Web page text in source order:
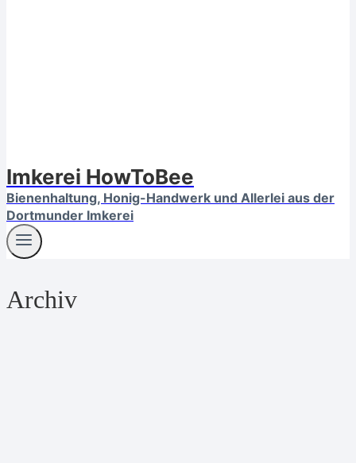
Imkerei HowToBee
Bienenhaltung, Honig-Handwerk und Allerlei aus der
Dortmunder Imkerei
Archiv